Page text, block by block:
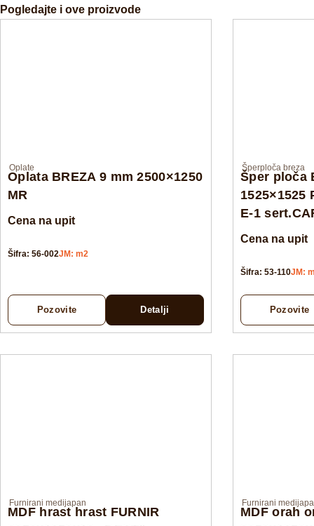
Pogledajte i ove proizvode
Oplate
Oplata BREZA 9 mm 2500×1250
MR
Cena na upit
Šifra: 56-002JM: m2
Pozovite Detalji
Šperploča breza
Šper ploča
1525×1525
E-1
Cena na upit
Šifra: 53-110JM:
Pozovite
Furnirani medijapan
MDF hrast hrast FURNIR
Furnirani
MDF orah